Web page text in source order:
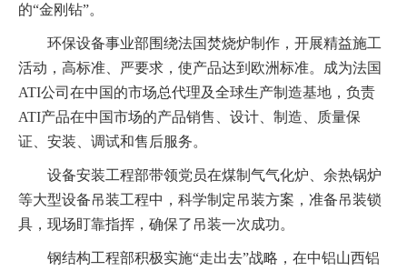
的“金刚钻”。
环保设备事业部围绕法国焚烧炉制作，开展精益施工
活动，高标准、严要求，使产品达到欧洲标准。成为法国
ATI公司在中国的市场总代理及全球生产制造基地，负责
ATI产品在中国市场的产品销售、设计、制造、质量保
证、安装、调试和售后服务。
设备安装工程部带领党员在煤制气气化炉、余热锅炉
等大型设备吊装工程中，科学制定吊装方案，准备吊装锁
具，现场盯靠指挥，确保了吊装一次成功。
钢结构工程部积极实施“走出去”战略，在中铝山西铝